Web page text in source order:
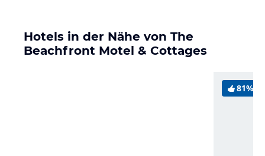
Hotels in der Nähe von The
Beachfront Motel & Cottages
81%